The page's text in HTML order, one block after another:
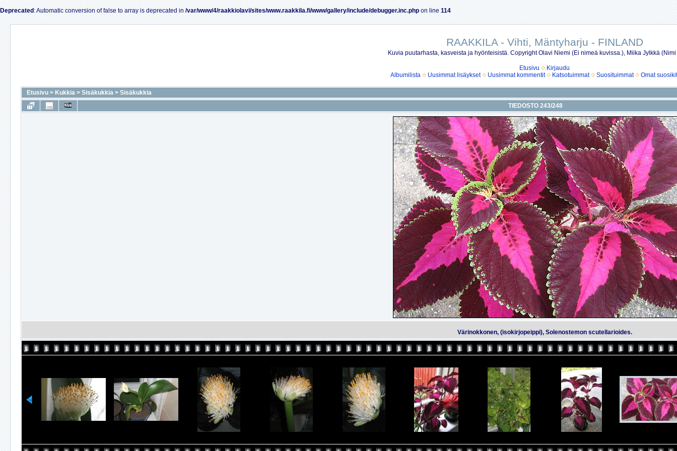
Deprecated : Automatic conversion of false to array is deprecated in /var/www/4/raakkiolavi/sites/www.raakkila.fi/www/gallery/include/debugger.inc.php on line 114
RAAKKILA - Vihti, Mäntyharju - FINLAND
Kuvia puutarhasta, kasveista ja hyönteisistä. Copyright Olavi Niemi (Ei nimeä kuvissa.), Miika Jylkkä
Etusivu
Kirjaudu
Albumilista
Uusimmat lisäykset Uusimmat kommentit Katsotuimmat Suosituimmat Omat suosikit
Etusivu > Kukkia > Sisäkukkia > Sisäkukkia
TIEDOSTO 243/248
Värinokkonen, (isokirjopeippi), Solenostemon scutellarioides.